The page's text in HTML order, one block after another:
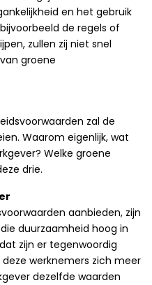
en het gebruik
de regels of
zullen zij niet snel
groene
zal de
Waarom eigenlijk, wat
Welke groene
drie.
aanbieden, zijn
duurzaamheid hoog in
zijn er tegenwoordig
werknemers zich meer
dezelfde waarden